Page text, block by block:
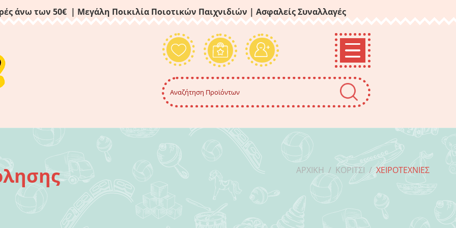
άνω των 50€ | Μεγάλη Ποικιλία Ποιοτικών Παιχνιδιών | Ασφαλείς Συναλλαγές
ΑΡΧΙΚΉ / ΚΟΡΊΤΣΙ / ΧΕΙΡΟΤΕΧΝΊΕΣ